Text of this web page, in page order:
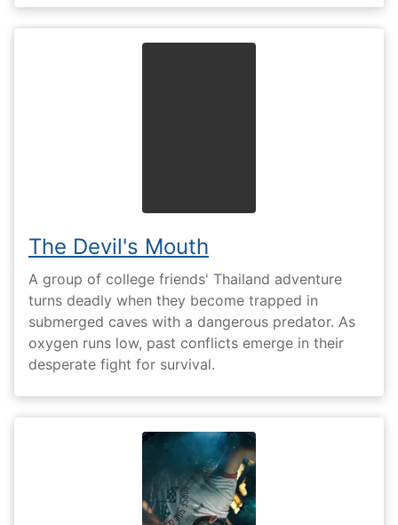
The Devil's Mouth
A group of college friends' Thailand adventure
turns deadly when they become trapped in
submerged caves with a dangerous predator. As
oxygen runs low, past conflicts emerge in their
desperate fight for survival.